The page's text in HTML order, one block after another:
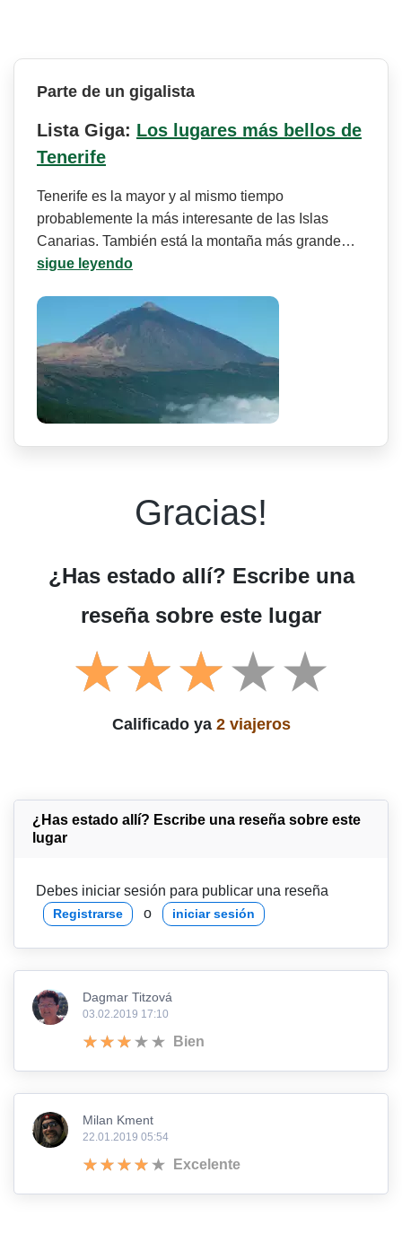
Parte de un gigalista
Lista Giga: Los lugares más bellos de
Tenerife
Tenerife es la mayor y al mismo tiempo
probablemente la más interesante de las Islas
Canarias. También está la montaña más grande…
sigue leyendo
Gracias!
¿Has estado allí? Escribe una
reseña sobre este lugar
Calificado ya 2 viajeros
¿Has estado allí? Escribe una reseña sobre este
lugar
Debes iniciar sesión para publicar una reseña
Registrarse o iniciar sesión
Dagmar Titzová
03.02.2019 17:10
Bien
Milan Kment
22.01.2019 05:54
Excelente